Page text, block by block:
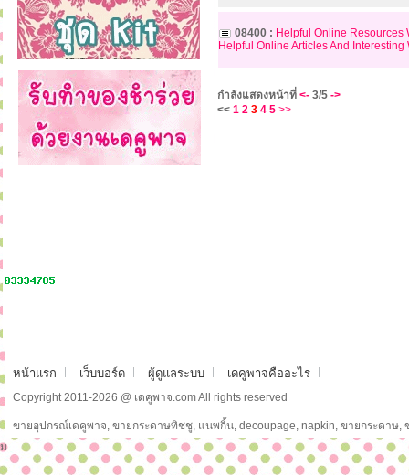
08400 : Helpful Online Resources
Helpful Online Articles And Interesting
กำลังแสดงหน้าที่ <- 3/5 ->
<< 1 2 3 4 5 >>
หน้าแรก เว็บบอร์ด ผู้ดูแลระบบ เดคูพาจคืออะไร
Copyright 2011-2026 @ เดคูพาจ.com All rights reserved
ขายอุปกรณ์เดคูพาจ, ขายกระดาษทิชชู, แนพกิ้น, decoupage, napkin, ขายกระดาษ
ม